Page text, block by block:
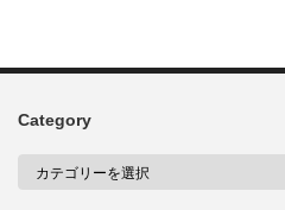
Category